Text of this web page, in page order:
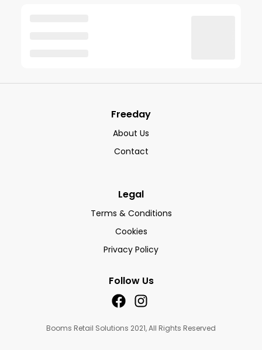
Freeday
About Us
Contact
Legal
Terms & Conditions
Cookies
Privacy Policy
Follow Us
Booms Retail Solutions 2021, All Rights Reserved